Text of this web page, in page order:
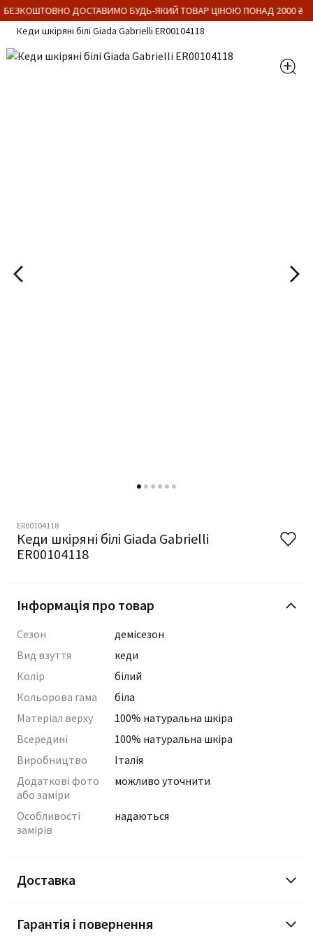
ДОСТАВИМО БУДЬ-ЯКИЙ ТОВАР ЦІНОЮ ПОНАД 2000 ₴
Кеди шкіряні білі Giada Gabrielli ER00104118
ER00104118
Кеди шкіряні білі Giada Gabrielli
ER00104118
Інформація про товар
Сезон
демісезон
Вид взуття
кеди
Колір
білий
Кольорова гама
біла
Матеріал верху
100% натуральна шкіра
Всередині
100% натуральна шкіра
Виробництво
Італія
Додаткові фото
або заміри
можливо уточнити
Особливості
замірів
надаються
Доставка
Гарантія і повернення